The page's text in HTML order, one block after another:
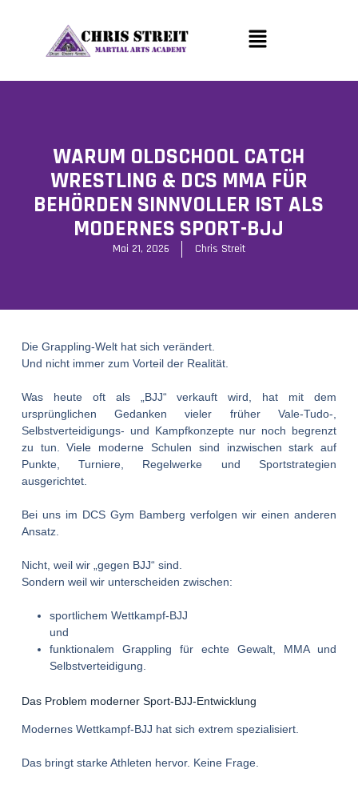
WARUM OLDSCHOOL CATCH
WRESTLING & DCS MMA FÜR
BEHÖRDEN SINNVOLLER IST ALS
MODERNES SPORT-BJJ
Mai 21, 2026 Chris Streit
Die Grappling-Welt hat sich verändert.
Und nicht immer zum Vorteil der Realität.
Was heute oft als „BJJ“ verkauft wird, hat mit dem
ursprünglichen Gedanken vieler früher Vale-Tudo-,
Selbstverteidigungs- und Kampfkonzepte nur noch begrenzt
zu tun. Viele moderne Schulen sind inzwischen stark auf
Punkte, Turniere, Regelwerke und Sportstrategien
ausgerichtet.
Bei uns im DCS Gym Bamberg verfolgen wir einen anderen
Ansatz.
Nicht, weil wir „gegen BJJ“ sind.
Sondern weil wir unterscheiden zwischen:
sportlichem Wettkampf-BJJ
und
funktionalem Grappling für echte Gewalt, MMA und
Selbstverteidigung.
Das Problem moderner Sport-BJJ-Entwicklung
Modernes Wettkampf-BJJ hat sich extrem spezialisiert.
Das bringt starke Athleten hervor. Keine Frage.